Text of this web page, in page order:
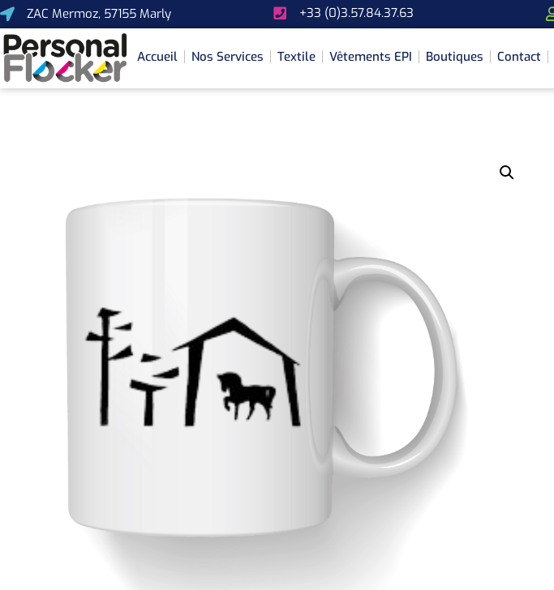
ZAC Mermoz, 57155 Marly +33 (0)3.57.84.37.63
Accueil Nos Services Textile Vêtements EPI Boutiques Contact